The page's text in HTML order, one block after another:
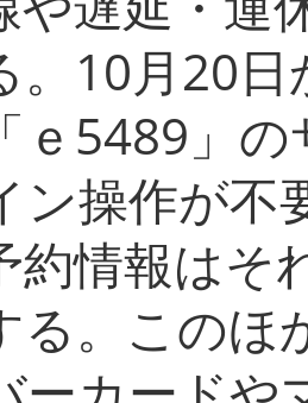
。10月20
ｅ5489」
ン操作が不
約情報はそ
る。このほ